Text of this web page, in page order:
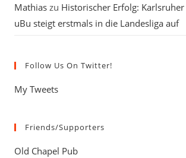
Mathias zu Historischer Erfolg: Karlsruher
uBu steigt erstmals in die Landesliga auf
Follow Us On Twitter!
My Tweets
Friends/Supporters
Old Chapel Pub